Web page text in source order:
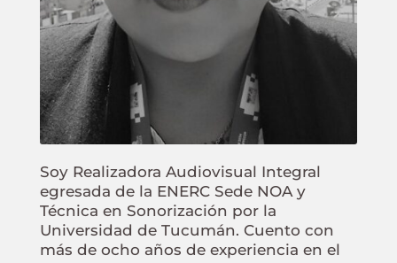
Soy Realizadora Audiovisual Integral
egresada de la ENERC Sede NOA y
Técnica en Sonorización por la
Universidad de Tucumán. Cuento con
más de ocho años de experiencia en el